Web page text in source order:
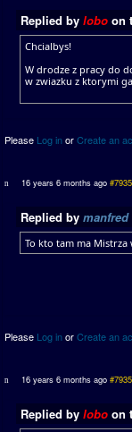
Replied by lobo on
Chcialbys!
W drodze z pracy do
w zwiazku z ktorymi
Please Log inorCreate an
16 years 6 months ago
Replied by manfred
To kto tam ma Mistrza
Please Log inorCreate an
16 years 6 months ago
Replied by lobo on